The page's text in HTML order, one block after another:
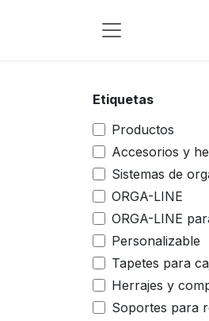
Etiquetas
Productos
Accesorios y
Sistemas de
ORGA-LINE
ORGA-LINE
Personalizable
Tapetes para
Herrajes y
Soportes para